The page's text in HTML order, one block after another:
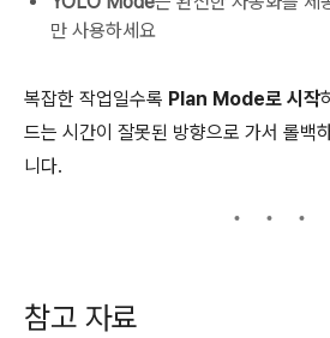
만 사용하세요
복잡한 작업일수록 Plan Mode로 시작
드는 시간이 잘못된 방향으로 가서 롤백
니다.
참고 자료